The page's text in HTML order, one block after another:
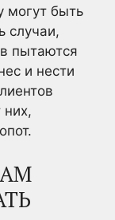
могут быть
случаи,
пытаются
и нести
них,